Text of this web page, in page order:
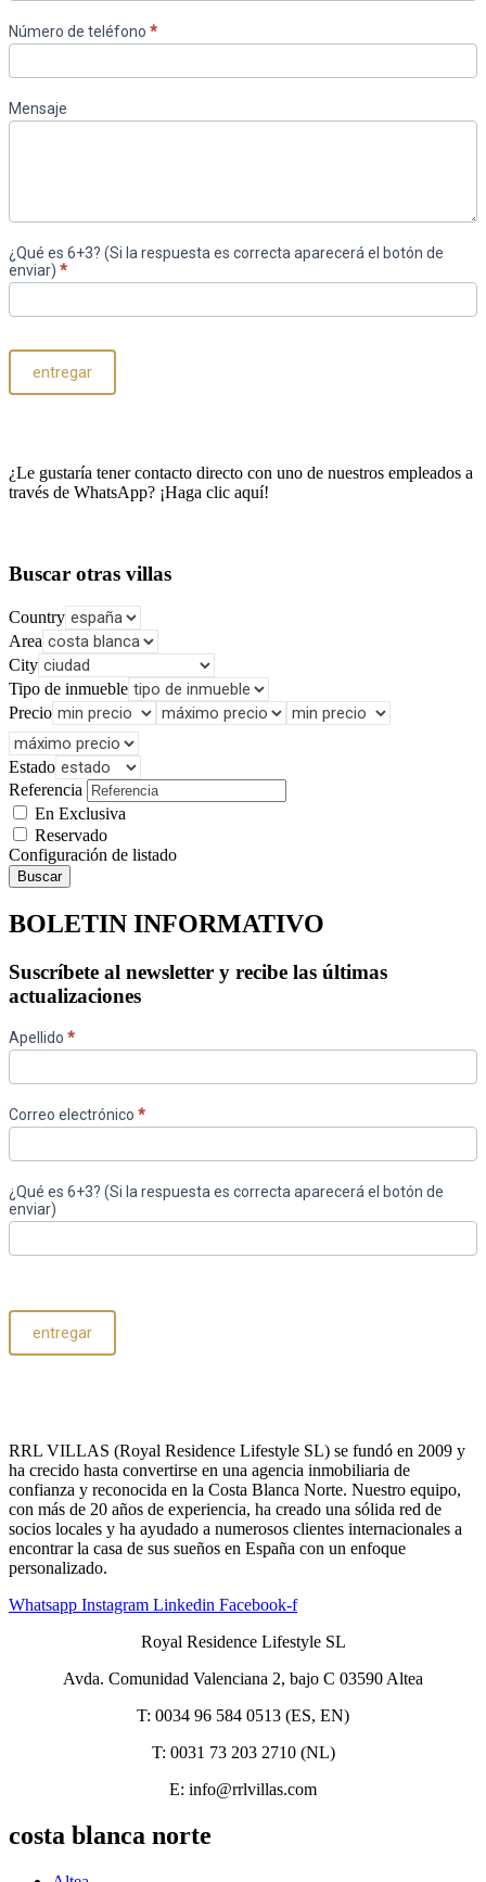
Número de teléfono *
Mensaje
¿Qué es 6+3? (Si la respuesta es correcta aparecerá el botón de
enviar) *
entregar
¿Le gustaría tener contacto directo con uno de nuestros empleados a
través de WhatsApp? ¡Haga clic aquí!
Buscar otras villas
Country
Area
City
Tipo de inmueble
Precio
Estado
Referencia
En Exclusiva
Reservado
Configuración de listado
BOLETIN INFORMATIVO
Suscríbete al newsletter y recibe las últimas
actualizaciones
newsletter
Apellido *
Correo electrónico *
¿Qué es 6+3? (Si la respuesta es correcta aparecerá el botón de
enviar)
entregar
RRL VILLAS (Royal Residence Lifestyle SL) se fundó en 2009 y
ha crecido hasta convertirse en una agencia inmobiliaria de
confianza y reconocida en la Costa Blanca Norte. Nuestro equipo,
con más de 20 años de experiencia, ha creado una sólida red de
socios locales y ha ayudado a numerosos clientes internacionales a
encontrar la casa de sus sueños en España con un enfoque
personalizado.
Whatsapp Instagram Linkedin Facebook-f
Royal Residence Lifestyle SL
Avda. Comunidad Valenciana 2, bajo C 03590 Altea
T: 0034 96 584 0513 (ES, EN)
T: 0031 73 203 2710 (NL)
E: info@rrlvillas.com
costa blanca norte